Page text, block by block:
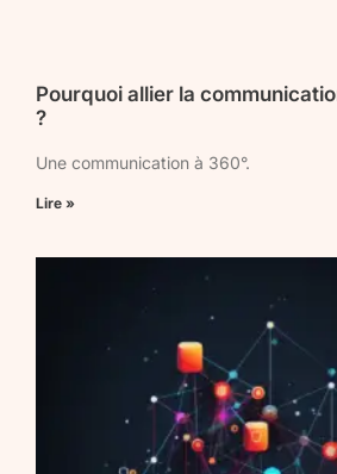
Pourquoi allier la
?
Une communication à 360°.
Lire »